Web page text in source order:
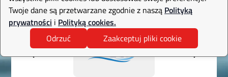
Twoje dane są przetwarzane zgodnie z naszą Polityką
prywatności i Polityką cookies.
Odrzuć
Zaakceptuj pliki cookie